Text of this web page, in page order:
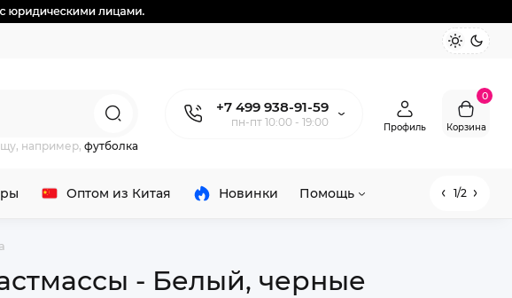
+7 499 938-91-59
пн-пт 10:00 - 19:00
например, футболка
Профиль
0
Корзина
Оптом из Китая Новинки Помощь 1/2
- Белый, черные